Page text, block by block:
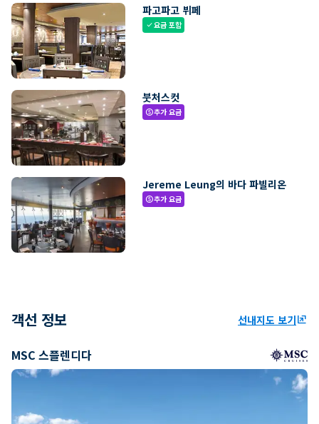
파고파고 뷔페
check요금 포함
붓처스컷
paid추가 요금
Jereme Leung의 바다 파빌리온
paid추가 요금
객선 정보 선내지도 보기ungroup
MSC 스플렌디다